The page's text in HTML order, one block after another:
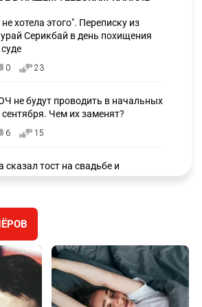
хотела этого". Переписку из
Серикбай в день похищения
0 23
не будут проводить в начальных
сентября. Чем их заменят?
6 15
тост на свадьбе и
дело
а мясо дороже. Почему в
продолжают расти цены на
конину